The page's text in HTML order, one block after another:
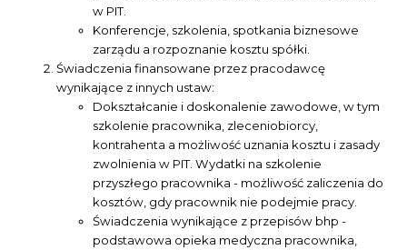
w PIT.
Konferencje, szkolenia, spotkania biznesowe
zarządu a rozpoznanie kosztu spółki.
Świadczenia finansowane przez pracodawcę
wynikające z innych ustaw:
Dokształcanie i doskonalenie zawodowe, w tym
szkolenie pracownika, zleceniobiorcy,
kontrahenta a możliwość uznania kosztu i zasady
zwolnienia w PIT. Wydatki na szkolenie
przyszłego pracownika - możliwość zaliczenia do
kosztów, gdy pracownik nie podejmie pracy.
Świadczenia wynikające z przepisów bhp -
podstawowa opieka medyczna pracownika,